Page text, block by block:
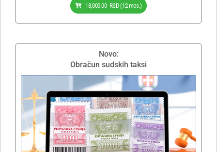
18,000.00 RSD(12 mes.)
Novo:
Obračun sudskih taksi